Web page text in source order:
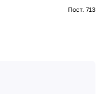
Пост. 713